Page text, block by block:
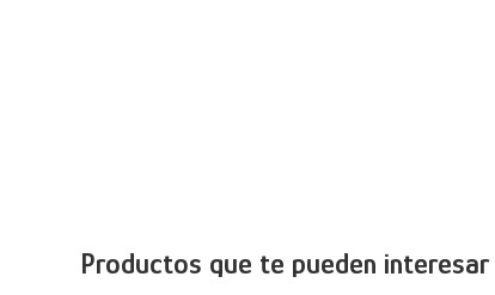
Productos que te pueden interesar